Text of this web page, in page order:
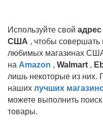
Используйте свой
США , чтобы совершать
любимых магазинах
на Amazon , Walmart ,
лишь некоторые из них.
наших лучших
можете выполнить
товары.